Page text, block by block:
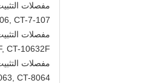
مفصلات
CT-7-107
مفصلات
CT-10632F
مفصلات
CT-8064